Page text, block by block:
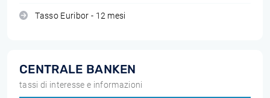
Tasso Euribor - 12 mesi
CENTRALE BANKEN
tassi di interesse e informazioni